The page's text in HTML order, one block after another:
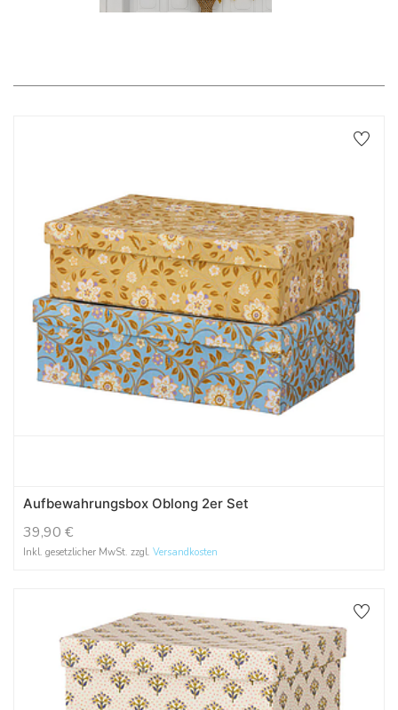
Aufbewahrungsbox Oblong 2er Set
39,90 €
Inkl. gesetzlicher MwSt. zzgl. Versandkosten